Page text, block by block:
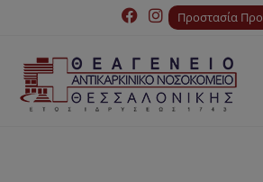
Προστασία